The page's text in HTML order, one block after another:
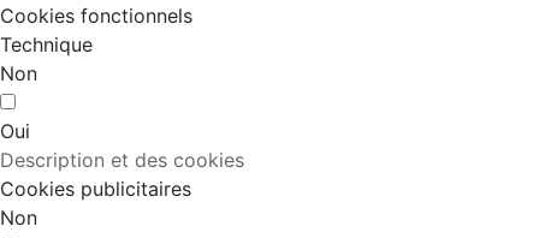
Cookies fonctionnels
Technique
Non
Oui
Description et des cookies
Cookies publicitaires
Non